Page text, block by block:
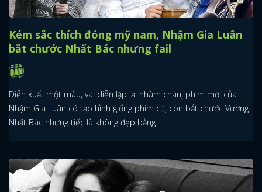
Kém sắc thích đóng mỹ nam, Nhậm Gia Luân
bắt chước Nhất Bác nhưng fail
Diễn xuất một màu, vai diễn lặp lại nhàm chán, phim mới của
Nhậm Gia Luân có tạo hình giống phim cũ, còn bắt chước Vương
Nhất Bác nhưng tiếc là không đẹp bằng.